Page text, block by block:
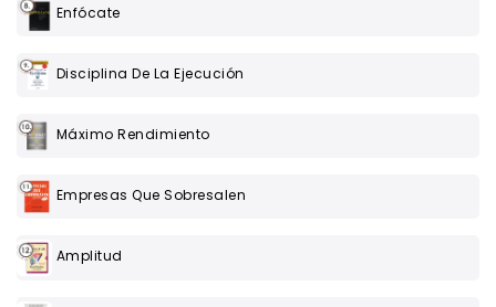
Enfócate
Disciplina De La Ejecución
Máximo Rendimiento
Empresas Que Sobresalen
Amplitud